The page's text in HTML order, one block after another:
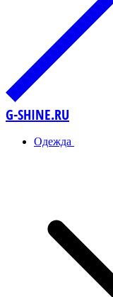
G-SHINE.RU
Одежда